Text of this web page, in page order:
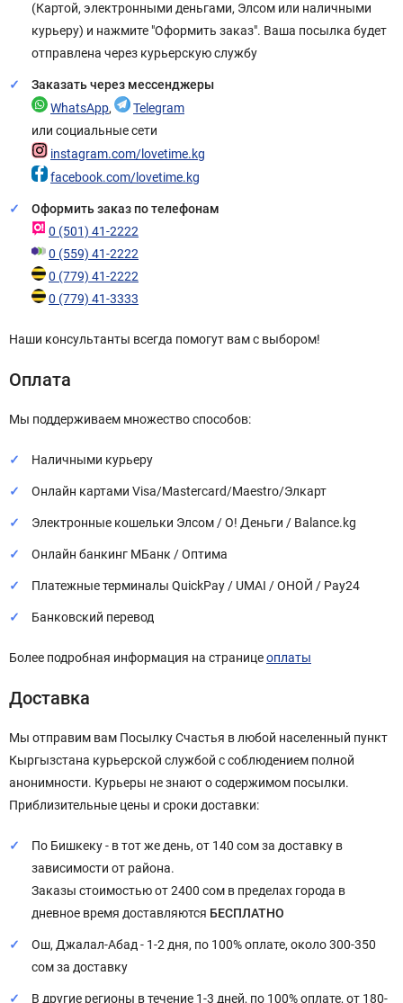
(Картой, электронными деньгами, Элсом или наличными
курьеру) и нажмите "Оформить заказ". Ваша посылка будет
отправлена через курьерскую службу
Заказать через мессенджеры
WhatsApp,
Telegram
или социальные сети
instagram.com/lovetime.kg
facebook.com/lovetime.kg
Оформить заказ по телефонам
0 (501) 41-2222
0 (559) 41-2222
0 (779) 41-2222
0 (779) 41-3333
Наши консультанты всегда помогут вам с выбором!
Оплата
Мы поддерживаем множество способов:
Наличными курьеру
Онлайн картами Visa/Mastercard/Maestro/Элкарт
Электронные кошельки Элсом / О! Деньги / Balance.kg
Онлайн банкинг МБанк / Оптима
Платежные терминалы QuickPay / UMAI / ОНОЙ / Pay24
Банковский перевод
Более подробная информация на страницеоплаты
Доставка
Мы отправим вам Посылку Счастья в любой населенный пункт
Кыргызстана курьерской службой с соблюдением полной
анонимности. Курьеры не знают о содержимом посылки.
Приблизительные цены и сроки доставки:
По Бишкеку - в тот же день, от 140 сом за доставку в
зависимости от района.
Заказы стоимостью от 2400 сом в пределах города в
дневное время доставляются БЕСПЛАТНО
Ош, Джалал-Абад - 1-2 дня, по 100% оплате, около 300-350
сом за доставку
В другие регионы в течение 1-3 дней, по 100% оплате, от 180-